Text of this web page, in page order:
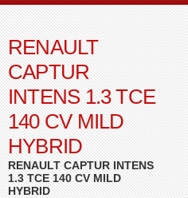
RENAULT
CAPTUR
INTENS 1.3 TCE
140 CV MILD
HYBRID
RENAULT CAPTUR INTENS
1.3 TCE 140 CV MILD
HYBRID